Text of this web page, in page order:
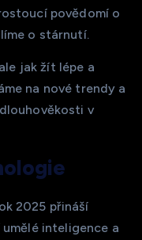
povědomí o
o stárnutí.
jak žít lépe a
na nové trendy a
v
2025 přináší
inteligence a